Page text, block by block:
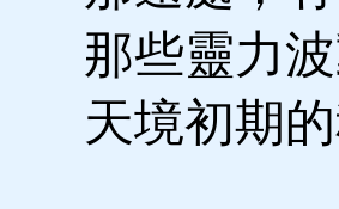
那些靈力
天境初期的